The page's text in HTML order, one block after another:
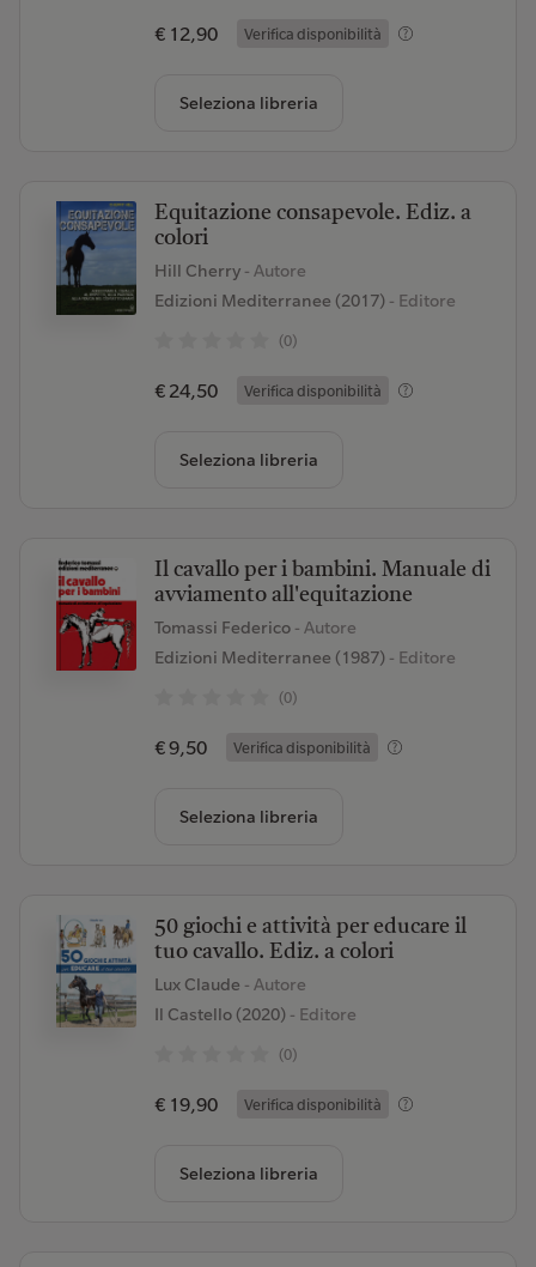
€ 12,90 Verifica disponibilità
Seleziona libreria
Equitazione consapevole. Ediz. a
colori
Hill Cherry - Autore
Edizioni Mediterranee (2017)- Editore
(0)
€ 24,50 Verifica disponibilità
Seleziona libreria
Il cavallo per i bambini. Manuale di
avviamento all'equitazione
Tomassi Federico - Autore
Edizioni Mediterranee (1987)- Editore
(0)
€ 9,50 Verifica disponibilità
Seleziona libreria
50 giochi e attività per educare il
tuo cavallo. Ediz. a colori
Lux Claude - Autore
Il Castello (2020)- Editore
(0)
€ 19,90 Verifica disponibilità
Seleziona libreria